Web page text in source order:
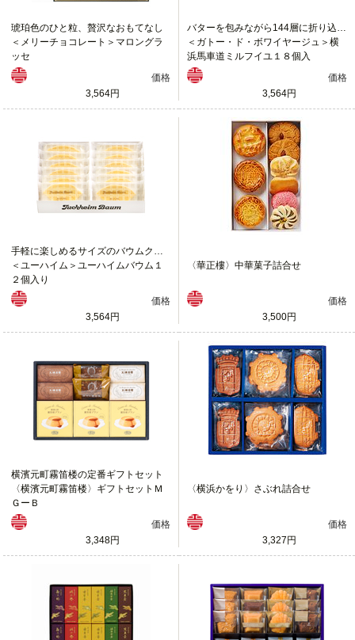
琥珀色のひと粒、贅沢なおもてなし
＜メリーチョコレート＞マロングラ
ッセ
価格
3,564円
バターを包みながら144層に折り込んだサクサクのパイ生地に口どけなめらかな３種のクリーム
＜ガトー・ド・ボワイヤージュ＞横
浜馬車道ミルフイユ１８個入
価格
3,564円
手軽に楽しめるサイズのバウムクーヘン
＜ユーハイム＞ユーハイムバウム１
２個入り
価格
3,564円
〈華正樓〉中華菓子詰合せ
価格
3,500円
横濱元町霧笛楼の定番ギフトセット
〈横濱元町霧笛楼〉ギフトセットＭ
ＧーＢ
価格
3,348円
〈横浜かをり〉さぶれ詰合せ
価格
3,327円